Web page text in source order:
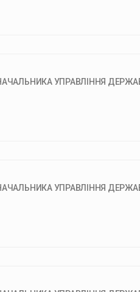
УПРАВЛІННЯ
УПРАВЛІННЯ